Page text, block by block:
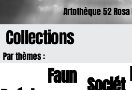
Artothèque 52
Faun
Collections
Par thèmes :